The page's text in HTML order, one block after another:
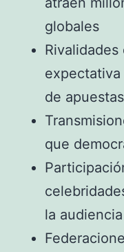
globales
de apuestas
que
la audiencia